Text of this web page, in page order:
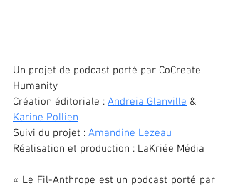
Un projet de podcast porté par CoCreate
Humanity
Création éditoriale : Andreia Glanville &
Karine Pollien
Suivi du projet : Amandine Lezeau
Réalisation et production : LaKriée Média
« Le Fil-Anthrope est un podcast porté par